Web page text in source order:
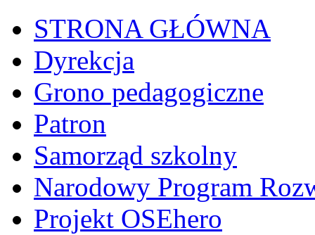
STRONA GŁÓWNA
Dyrekcja
Grono pedagogiczne
Patron
Samorząd szkolny
Narodowy Program
Projekt OSEhero